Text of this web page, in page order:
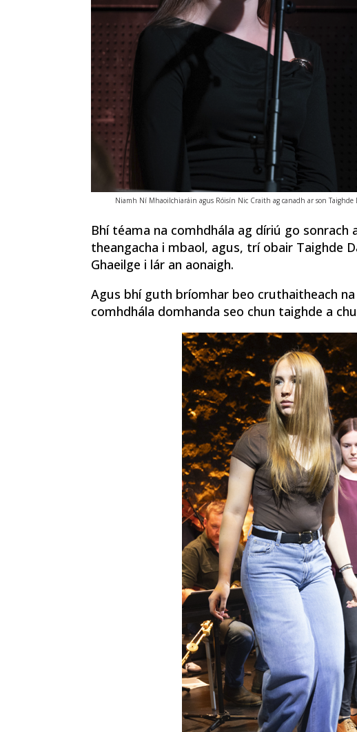
Niamh Ní Mhaoilchiaráin agus Róisín Nic Craith ag canadh ar son Taighde
Bhí téama na comhdhála ag díriú go sonrach
theangacha i mbaol, agus, trí obair Taighde
Ghaeilge i lár an aonaigh.
Agus bhí guth bríomhar beo cruthaitheach
comhdhála domhanda seo chun taighde a